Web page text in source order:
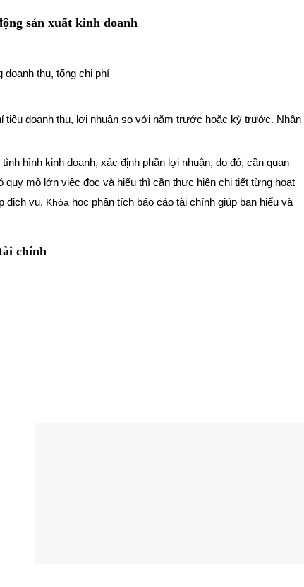
sản xuất kinh doanh
doanh thu, tổng chi phí
tiêu doanh thu, lợi nhuận so với năm trước hoặc kỳ trước. Nhận
hình kinh doanh, xác định phần lợi nhuận, do đó, cần quan
mô lớn việc đọc và hiểu thì cần thực hiện chi tiết từng hoạt
dịch vụ. Khóa học phân tích báo cáo tài chính giúp bạn hiểu và
chính